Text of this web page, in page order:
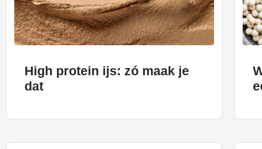
High protein ijs: zó maak je
dat